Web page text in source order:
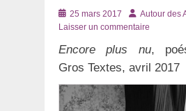
Posté
le
25 mars 2017 AuteurAutour des
Laisser un commentaire
Encore plus nu,
Gros Textes, avril 2017